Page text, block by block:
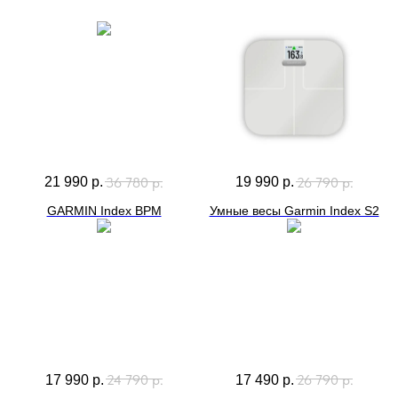
21 990 р. 36 780 р.
GARMIN Index BPM
19 990 р. 26 790 р.
Умные весы Garmin Index S2
17 990 р. 24 790 р. 17 490 р. 26 790 р.